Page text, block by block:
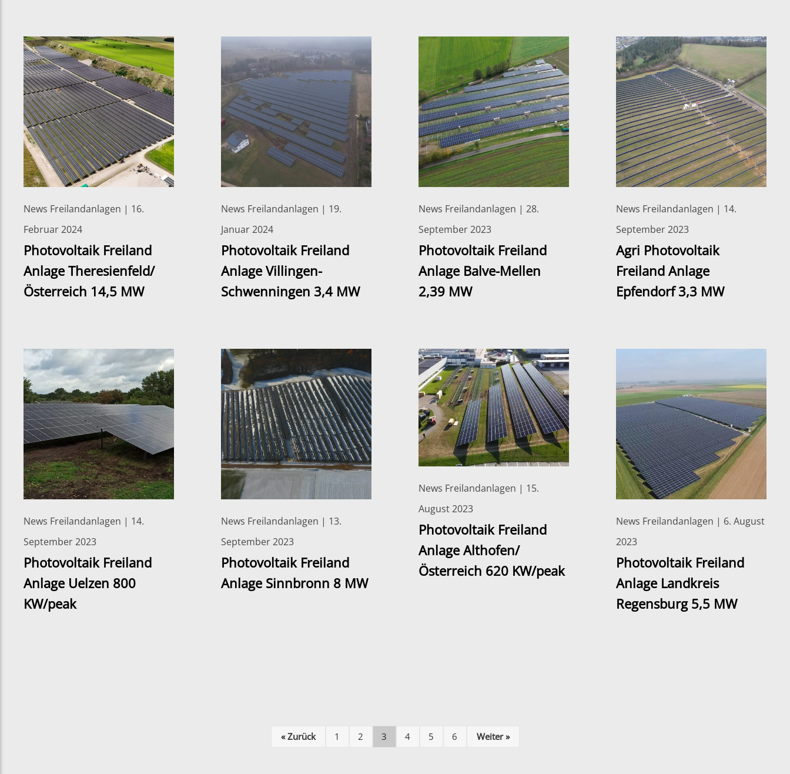
News Freilandanlagen | 16.
Februar 2024
Photovoltaik Freiland
Anlage Theresienfeld/
Österreich 14,5 MW
News Freilandanlagen | 19.
Januar 2024
Photovoltaik Freiland
Anlage Villingen-
Schwenningen 3,4 MW
News Freilandanlagen | 28.
September 2023
Photovoltaik Freiland
Anlage Balve-Mellen
2,39 MW
News Freilandanlagen | 14.
September 2023
Agri Photovoltaik
Freiland Anlage
Epfendorf 3,3 MW
News Freilandanlagen | 14.
September 2023
Photovoltaik Freiland
Anlage Uelzen 800
KW/peak
News Freilandanlagen | 13.
September 2023
Photovoltaik Freiland
Anlage Sinnbronn 8 MW
News Freilandanlagen | 15.
August 2023
Photovoltaik Freiland
Anlage Althofen/
Österreich 620 KW/peak
News Freilandanlagen | 6. August
2023
Photovoltaik Freiland
Anlage Landkreis
Regensburg 5,5 MW
« Zurück 1 2 3 4 5 6 Weiter »